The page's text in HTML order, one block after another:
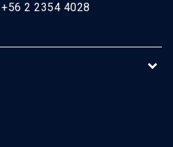
2 2354 4028